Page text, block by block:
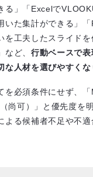
る」「Excelで
いた集計ができる」
を工夫したスライド
など、 行動ベースで表
な人材を選びやすくな
を必須条件にせず、
尚可）」と優先度を
よる候補者不足や不適